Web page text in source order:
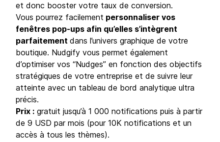
et donc booster votre taux de conversion.
Vous pourrez facilement personnaliser vos
fenêtres pop-ups afin qu’elles s’intègrent
parfaitement dans l’univers graphique de votre
boutique. Nudgify vous permet également
d’optimiser vos “Nudges” en fonction des objectifs
stratégiques de votre entreprise et de suivre leur
atteinte avec un tableau de bord analytique ultra
précis.
Prix : gratuit jusqu’à 1 000 notifications puis à partir
de 9 USD par mois (pour 10K notifications et un
accès à tous les thèmes).